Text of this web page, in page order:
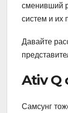
сменивший
систем и их
Давайте
Ativ Q
Самсунг